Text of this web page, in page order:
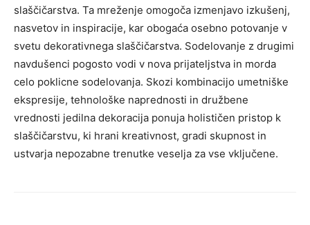
slaščičarstva. Ta mreženje omogoča izmenjavo izkušenj,
nasvetov in inspiracije, kar obogaća osebno potovanje v
svetu dekorativnega slaščičarstva. Sodelovanje z drugimi
navdušenci pogosto vodi v nova prijateljstva in morda
celo poklicne sodelovanja. Skozi kombinacijo umetniške
ekspresije, tehnološke naprednosti in družbene
vrednosti jedilna dekoracija ponuja holističen pristop k
slaščičarstvu, ki hrani kreativnost, gradi skupnost in
ustvarja nepozabne trenutke veselja za vse vključene.